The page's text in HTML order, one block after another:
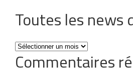
Toutes les news
Toutes
les
news
Commentaires